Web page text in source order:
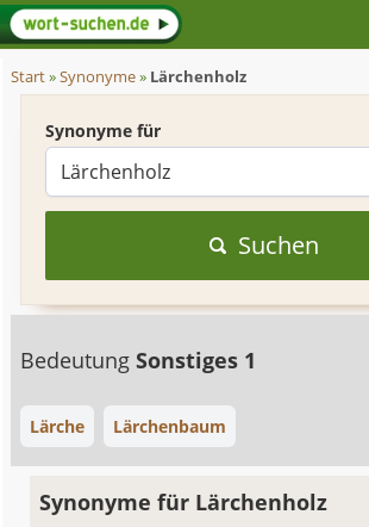
Start»Synonyme» Lärchenholz
Synonyme für
Suchen
BedeutungSonstiges 1
Lärche Lärchenbaum
Synonyme für Lärchenholz